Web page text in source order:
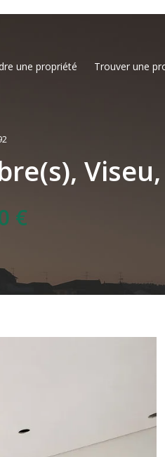
une propriété Trouver une
€